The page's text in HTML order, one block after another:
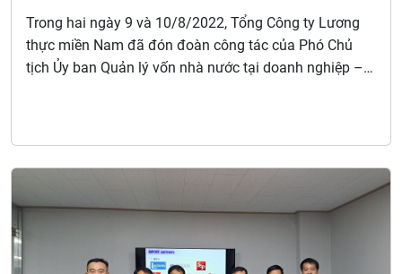
Trong hai ngày 9 và 10/8/2022, Tổng Công ty Lương
thực miền Nam đã đón đoàn công tác của Phó Chủ
tịch Ủy ban Quản lý vốn nhà nước tại doanh nghiệp –